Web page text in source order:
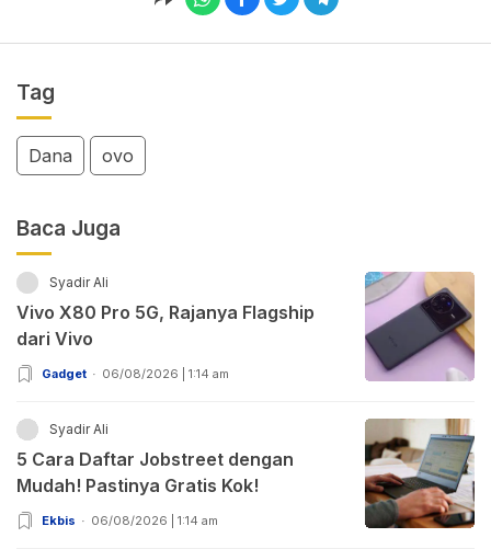
Tag
Dana ovo
Baca Juga
Syadir Ali
Vivo X80 Pro 5G, Rajanya Flagship
dari Vivo
Gadget 06/08/2026 | 1:14 am
Syadir Ali
5 Cara Daftar Jobstreet dengan
Mudah! Pastinya Gratis Kok!
Ekbis 06/08/2026 | 1:14 am